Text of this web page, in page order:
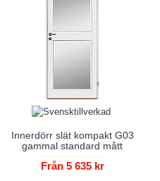
Innerdörr slät kompakt G03
gammal standard mått
Från 5 635 kr